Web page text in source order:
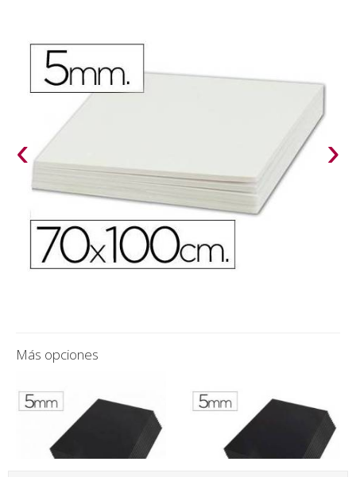
‹ ›
Más opciones